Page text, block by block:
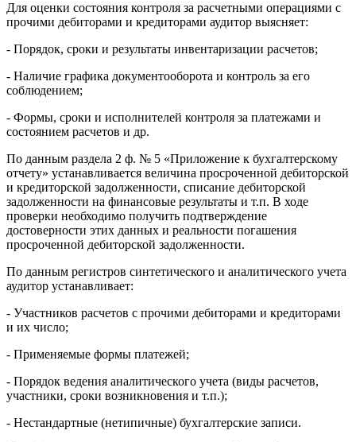
Для оценки состояния контроля за расчетными операциями с
прочими дебиторами и кредиторами аудитор выясняет:
- Порядок, сроки и результаты инвентаризации расчетов;
- Наличие графика документооборота и контроль за его
соблюдением;
- Формы, сроки и исполнителей контроля за платежами и
состоянием расчетов и др.
По данным раздела 2 ф. № 5 «Приложение к бухгалтерскому
отчету» устанавливается величина просроченной дебиторской
и кредиторской задолженности, списание дебиторской
задолженности на финансовые результаты и т.п. В ходе
проверки необходимо получить подтверждение
достоверности этих данных и реальности погашения
просроченной дебиторской задолженности.
По данным регистров синтетического и аналитического учета
аудитор устанавливает:
- Участников расчетов с прочими дебиторами и кредиторами
и их число;
- Применяемые формы платежей;
- Порядок ведения аналитического учета (виды расчетов,
участники, сроки возникновения и т.п.);
- Нестандартные (нетипичные) бухгалтерские записи.